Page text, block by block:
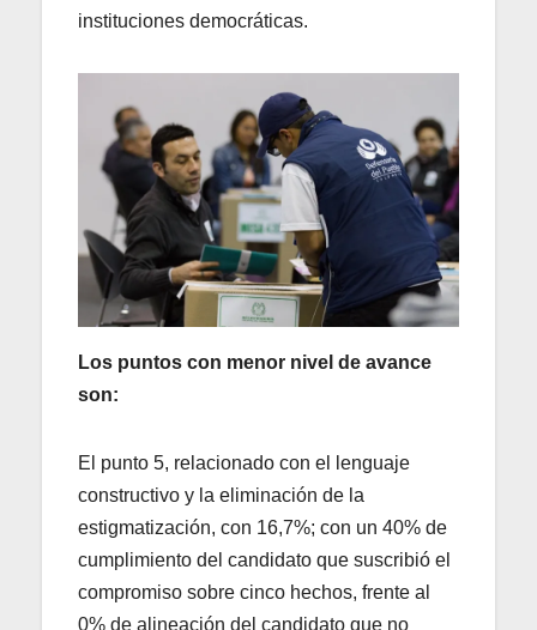
instituciones democráticas.
Los puntos con menor nivel de avance
son:
El punto 5, relacionado con el lenguaje
constructivo y la eliminación de la
estigmatización, con 16,7%; con un 40% de
cumplimiento del candidato que suscribió el
compromiso sobre cinco hechos, frente al
0% de alineación del candidato que no